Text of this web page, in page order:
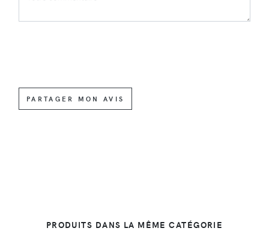
PARTAGER MON AVIS
PRODUITS DANS LA MÊME CATÉGORIE